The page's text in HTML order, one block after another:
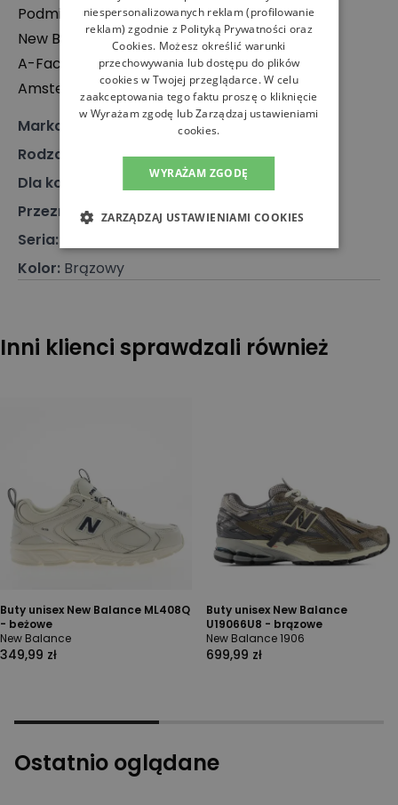
Podmiot odpowiedzialny:
New Balance Europe BV
A-Factorij, Pilotenstraat 35 – 45, 1059 CH
Amsterdam, Holandia
Marka
New Balance
Rodzaj
Obuwie, Sneakersy
Dla kogo
Dla niego, Dla niej
Przeznaczenie:Buty klasyczne
Seria:
Kolor: Brązowy
Inni klienci sprawdzali również
Buty unisex New Balance ML408Q
- beżowe
New Balance
349,99 zł
Buty unisex New Balance
U19066U8 - brązowe
New Balance 1906
699,99 zł
Ostatnio oglądane
niespersonalizowanych reklam (profilowanie
reklam) zgodnie z Polityką Prywatności oraz
Cookies. Możesz określić warunki
przechowywania lub dostępu do plików
cookies w Twojej przeglądarce. W celu
zaakceptowania tego faktu proszę o kliknięcie
w Wyrażam zgodę lub Zarządzaj ustawieniami
cookies.
WYRAŻAM ZGODĘ
ZARZĄDZAJ USTAWIENIAMI COOKIES